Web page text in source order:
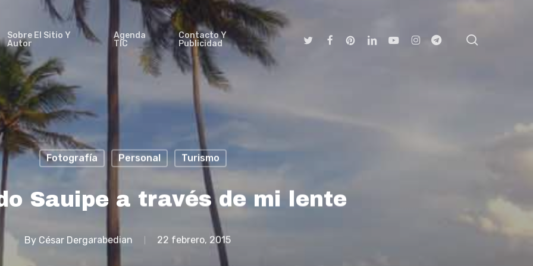
Sobre El Sitio Y
Autor
Agenda
TIC
Contacto Y
Publicidad
TwitterFacebookPinterestLinkedinYoutubeInstagramTelegram
Fotografía Personal Turismo
Sauipe a través de mi lente
By César Dergarabedian 22 febrero, 2015